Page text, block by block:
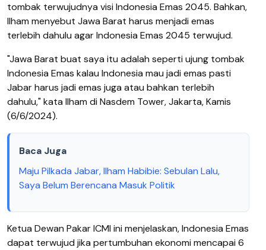
tombak terwujudnya visi Indonesia Emas 2045. Bahkan,
Ilham menyebut Jawa Barat harus menjadi emas
terlebih dahulu agar Indonesia Emas 2045 terwujud.
"Jawa Barat buat saya itu adalah seperti ujung tombak
Indonesia Emas kalau Indonesia mau jadi emas pasti
Jabar harus jadi emas juga atau bahkan terlebih
dahulu," kata Ilham di Nasdem Tower, Jakarta, Kamis
(6/6/2024).
Baca Juga
Maju Pilkada Jabar, Ilham Habibie: Sebulan Lalu,
Saya Belum Berencana Masuk Politik
Ketua Dewan Pakar ICMI ini menjelaskan, Indonesia Emas
dapat terwujud jika pertumbuhan ekonomi mencapai 6